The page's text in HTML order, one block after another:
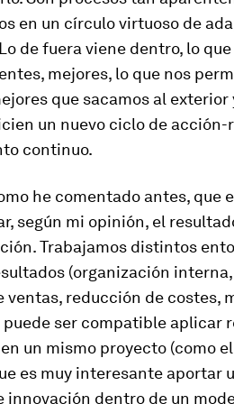
en un círculo virtuoso de
de fuera viene dentro, lo
mejores, lo que nos
que sacamos al
un nuevo ciclo de acción-
continuo.
he comentado antes, que
según mi opinión, el
Trabajamos distintos
(organización
ventas, reducción de costes,
ser compatible aplicar
un mismo proyecto (como
es muy interesante aportar
innovación dentro de un